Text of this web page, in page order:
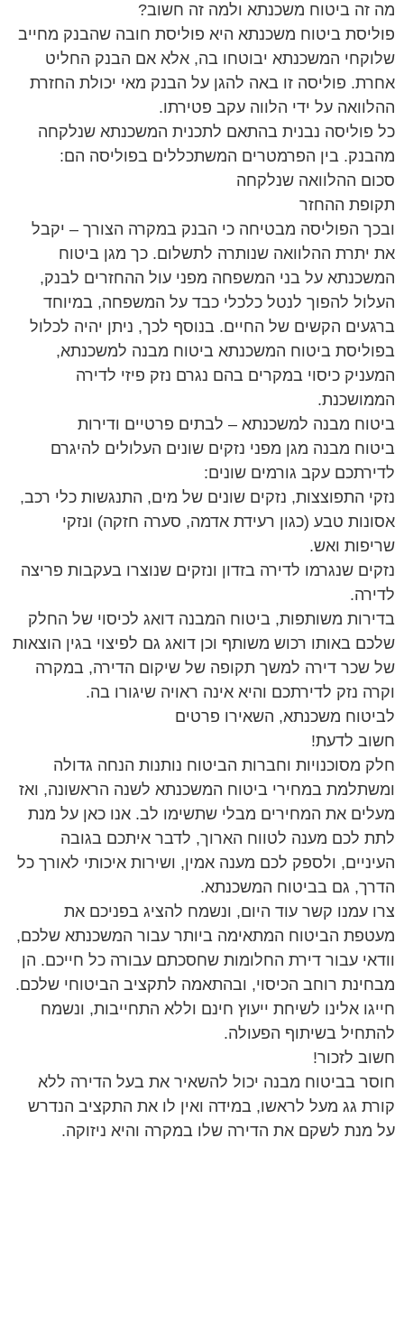
מה זה ביטוח משכנתא ולמה זה חשוב?
פוליסת ביטוח משכנתא היא פוליסת חובה שהבנק מחייב
שלוקחי המשכנתא יבוטחו בה, אלא אם הבנק החליט
אחרת. פוליסה זו באה להגן על הבנק מאי יכולת החזרת
ההלוואה על ידי הלווה עקב פטירתו.
כל פוליסה נבנית בהתאם לתכנית המשכנתא שנלקחה
מהבנק. בין הפרמטרים המשתכללים בפוליסה הם:
סכום ההלוואה שנלקחה
תקופת ההחזר
ובכך הפוליסה מבטיחה כי הבנק במקרה הצורך – יקבל
את יתרת ההלוואה שנותרה לתשלום. כך מגן ביטוח
המשכנתא על בני המשפחה מפני עול ההחזרים לבנק,
העלול להפוך לנטל כלכלי כבד על המשפחה, במיוחד
ברגעים הקשים של החיים. בנוסף לכך, ניתן יהיה לכלול
בפוליסת ביטוח המשכנתא ביטוח מבנה למשכנתא,
המעניק כיסוי במקרים בהם נגרם נזק פיזי לדירה
הממושכנת.
ביטוח מבנה למשכנתא – לבתים פרטיים ודירות
ביטוח מבנה מגן מפני נזקים שונים העלולים להיגרם
לדירתכם עקב גורמים שונים:
נזקי התפוצצות, נזקים שונים של מים, התנגשות כלי רכב,
אסונות טבע (כגון רעידת אדמה, סערה חזקה) ונזקי
שריפות ואש.
נזקים שנגרמו לדירה בזדון ונזקים שנוצרו בעקבות פריצה
לדירה.
בדירות משותפות, ביטוח המבנה דואג לכיסוי של החלק
שלכם באותו רכוש משותף וכן דואג גם לפיצוי בגין הוצאות
של שכר דירה למשך תקופה של שיקום הדירה, במקרה
וקרה נזק לדירתכם והיא אינה ראויה שיגורו בה.
לביטוח משכנתא, השאירו פרטים
חשוב לדעת!
חלק מסוכנויות וחברות הביטוח נותנות הנחה גדולה
ומשתלמת במחירי ביטוח המשכנתא לשנה הראשונה, ואז
מעלים את המחירים מבלי שתשימו לב. אנו כאן על מנת
לתת לכם מענה לטווח הארוך, לדבר איתכם בגובה
העיניים, ולספק לכם מענה אמין, ושירות איכותי לאורך כל
הדרך, גם בביטוח המשכנתא.
צרו עמנו קשר עוד היום, ונשמח להציג בפניכם את
מעטפת הביטוח המתאימה ביותר עבור המשכנתא שלכם,
וודאי עבור דירת החלומות שחסכתם עבורה כל חייכם. הן
מבחינת רוחב הכיסוי, ובהתאמה לתקציב הביטוחי שלכם.
חייגו אלינו לשיחת ייעוץ חינם וללא התחייבות, ונשמח
להתחיל בשיתוף הפעולה.
חשוב לזכור!
חוסר בביטוח מבנה יכול להשאיר את בעל הדירה ללא
קורת גג מעל לראשו, במידה ואין לו את התקציב הנדרש
על מנת לשקם את הדירה שלו במקרה והיא ניזוקה.